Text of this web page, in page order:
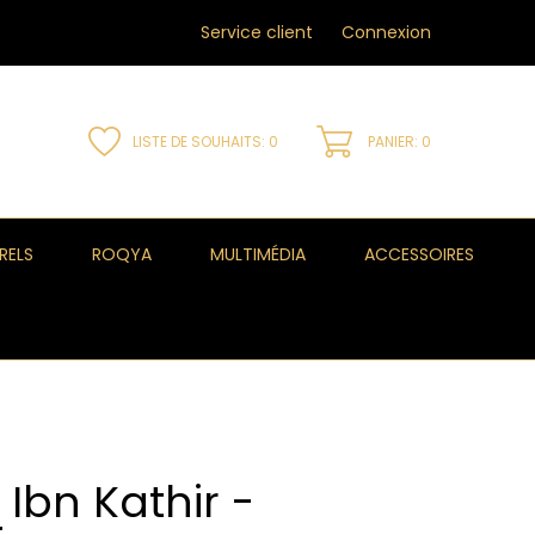
Service client Connexion
LISTE DE SOUHAITS: 0 PANIER: 0
ROQYA MULTIMÉDIA ACCESSOIRES
Kathir -